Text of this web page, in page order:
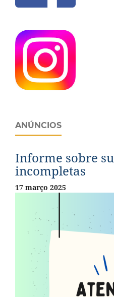
ANÚNCIOS
Informe sobre
incompletas
17 março 2025